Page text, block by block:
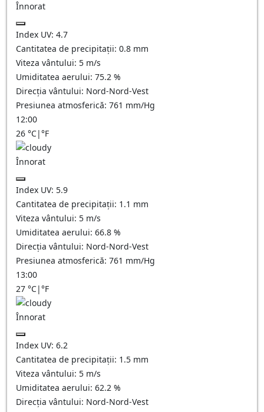
Înnorat
Index UV: 4.7
Cantitatea de precipitații: 0.8 mm
Viteza vântului: 5 m/s
Umiditatea aerului: 75.2 %
Direcția vântului: Nord-Nord-Vest
Presiunea atmosferică: 761 mm/Hg
12:00
26 °C|°F
Înnorat
Index UV: 5.9
Cantitatea de precipitații: 1.1 mm
Viteza vântului: 5 m/s
Umiditatea aerului: 66.8 %
Direcția vântului: Nord-Nord-Vest
Presiunea atmosferică: 761 mm/Hg
13:00
27 °C|°F
Înnorat
Index UV: 6.2
Cantitatea de precipitații: 1.5 mm
Viteza vântului: 5 m/s
Umiditatea aerului: 62.2 %
Direcția vântului: Nord-Nord-Vest